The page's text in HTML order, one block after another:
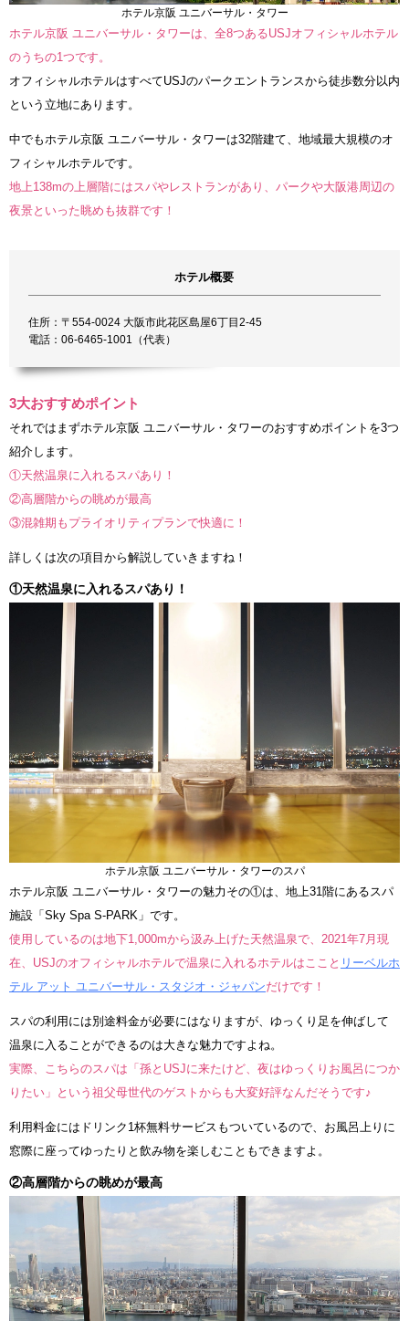
ホテル京阪 ユニバーサル・タワー
ホテル京阪 ユニバーサル・タワーは、全8つあるUSJオフィシャルホテル
のうちの1つです。
オフィシャルホテルはすべてUSJのパークエントランスから徒歩数分以内
という立地にあります。
中でもホテル京阪 ユニバーサル・タワーは32階建て、地域最大規模のオ
フィシャルホテルです。
地上138mの上層階にはスパやレストランがあり、パークや大阪港周辺の
夜景といった眺めも抜群です！
ホテル概要
住所：〒554-0024 大阪市此花区島屋6丁目2-45
電話：06-6465-1001（代表）
3大おすすめポイント
それではまずホテル京阪 ユニバーサル・タワーのおすすめポイントを3つ
紹介します。
①天然温泉に入れるスパあり！
②高層階からの眺めが最高
③混雑期もプライオリティプランで快適に！
詳しくは次の項目から解説していきますね！
①天然温泉に入れるスパあり！
ホテル京阪 ユニバーサル・タワーのスパ
ホテル京阪 ユニバーサル・タワーの魅力その①は、地上31階にあるスパ
施設「Sky Spa S-PARK」です。
使用しているのは地下1,000mから汲み上げた天然温泉で、2021年7月現
在、USJのオフィシャルホテルで温泉に入れるホテルはここと リーベルホ
テル アット ユニバーサル・スタジオ・ジャパンだけです！
スパの利用には別途料金が必要にはなりますが、ゆっくり足を伸ばして
温泉に入ることができるのは大きな魅力ですよね。
実際、こちらのスパは「孫とUSJに来たけど、夜はゆっくりお風呂につか
りたい」という祖父母世代のゲストからも大変好評なんだそうです♪
利用料金にはドリンク1杯無料サービスもついているので、お風呂上りに
窓際に座ってゆったりと飲み物を楽しむこともできますよ。
②高層階からの眺めが最高